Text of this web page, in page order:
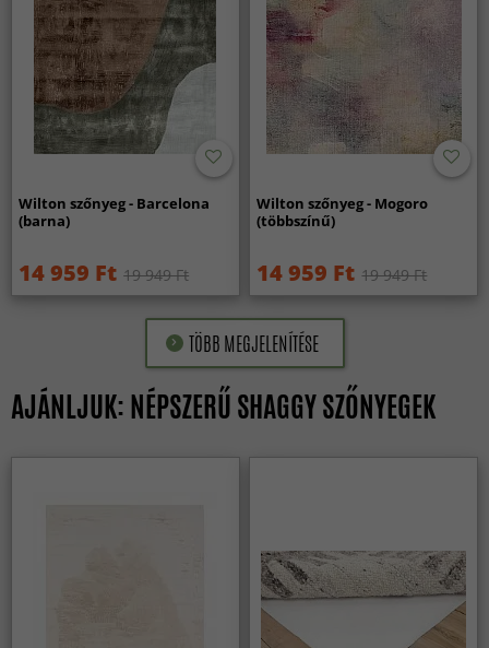
Wilton szőnyeg - Barcelona
(barna)
14 959 Ft 19 949 Ft
Wilton szőnyeg - Mogoro
(többszínű)
14 959 Ft 19 949 Ft
TÖBB MEGJELENÍTÉSE
AJÁNLJUK: NÉPSZERŰ SHAGGY SZŐNYEGEK